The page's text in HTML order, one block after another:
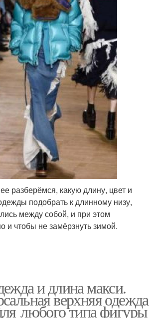
разберёмся, какую длину, цвет и
подобрать к длинному низу,
между собой, и при этом
и чтобы не замёрзнуть зимой.
и длина макси.
верхняя одежда
любого типа фигуры